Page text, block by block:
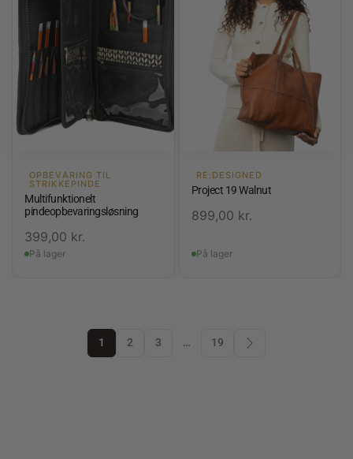
OPBEVARING TIL
STRIKKEPINDE
Multifunktionelt
pindeopbevaringsløsning
399,00 kr.
På lager
RE:DESIGNED
Project 19 Walnut
899,00 kr.
På lager
1 2 3 … 19